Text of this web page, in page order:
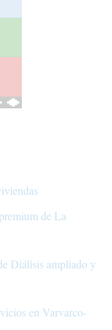
de La
Diálisis ampliado y
en Varvarco-